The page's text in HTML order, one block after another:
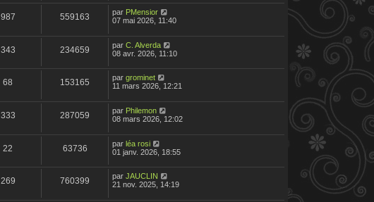
987 559163 par PMensior
07 mai 2026, 11:40
343 234659 par C. Alverda
08 avr. 2026, 11:10
68 153165 par grominet
11 mars 2026, 12:21
333 287059 par Philemon
08 mars 2026, 12:02
22 63736 par léa rosi
01 janv. 2026, 18:55
269 760399 par JAUCLIN
21 nov. 2025, 14:19